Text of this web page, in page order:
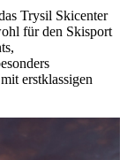
Trysil Skicenter
für den Skisport
erstklassigen